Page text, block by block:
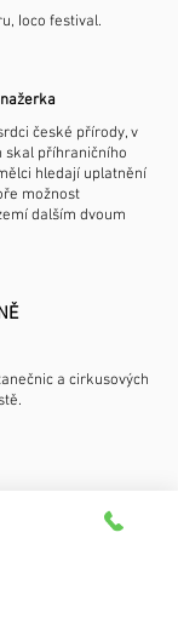
Ioco festival.
české přírody, v
skal příhraničního
hledají uplatnění
možnost
dalším dvoum
a cirkusových
show pro Postrpoi